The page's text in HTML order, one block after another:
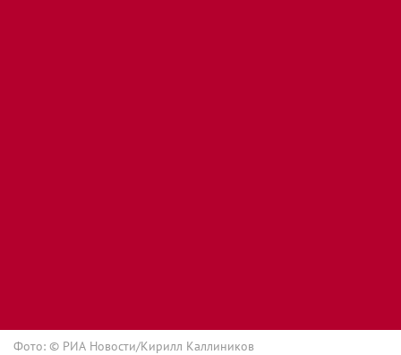
Фото: © РИА Новости/Кирилл Каллиников